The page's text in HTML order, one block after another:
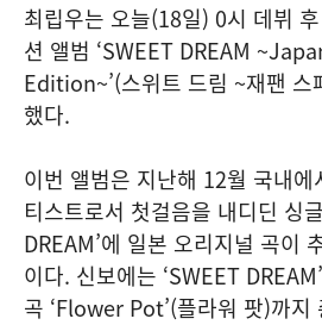
최립우는 오늘(18일) 0시 데뷔
션 앨범 ‘SWEET DREAM
Edition~’(스위트 드림 ~재팬 스
했다.
이번 앨범은 지난해 12월 국내
티스트로서 첫걸음을 내디딘 싱
DREAM’에 일본 오리지널 곡이
이다. 신보에는 ‘SWEET
곡 ‘Flower Pot’(플라워 팟)까지